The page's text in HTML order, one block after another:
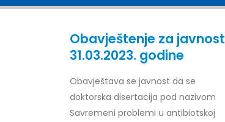
Obavještenje za javnost
31.03.2023. godine
Obavještava se javnost da se
doktorska disertacija pod nazivom
Savremeni problemi u antibiotskoj
Obavještenje za javnost 30.07.2026.
godine